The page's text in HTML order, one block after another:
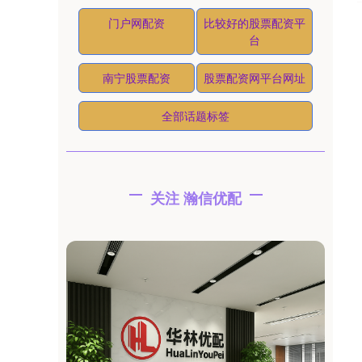
门户网配资
比较好的股票配资平
台
南宁股票配资 股票配资网平台网址
全部话题标签
关注 瀚信优配